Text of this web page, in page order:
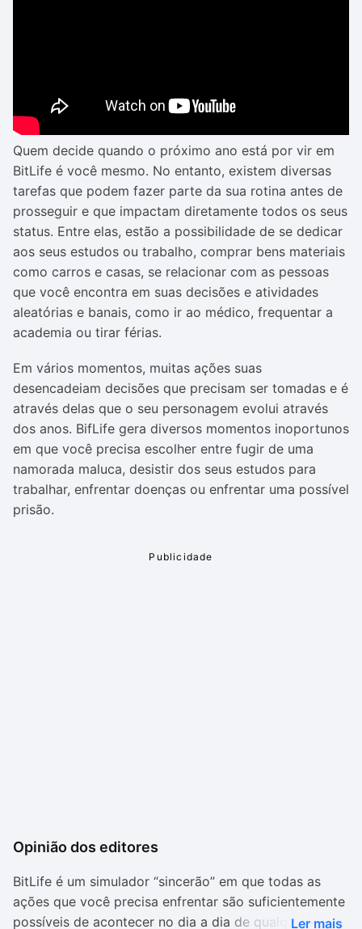
Quem decide quando o próximo ano está por vir em
BitLife é você mesmo. No entanto, existem diversas
tarefas que podem fazer parte da sua rotina antes de
prosseguir e que impactam diretamente todos os seus
status. Entre elas, estão a possibilidade de se dedicar
aos seus estudos ou trabalho, comprar bens materiais
como carros e casas, se relacionar com as pessoas
que você encontra em suas decisões e atividades
aleatórias e banais, como ir ao médico, frequentar a
academia ou tirar férias.
Em vários momentos, muitas ações suas
desencadeiam decisões que precisam ser tomadas e é
através delas que o seu personagem evolui através
dos anos. BifLife gera diversos momentos inoportunos
em que você precisa escolher entre fugir de uma
namorada maluca, desistir dos seus estudos para
trabalhar, enfrentar doenças ou enfrentar uma possível
prisão.
Opinião dos editores
BitLife é um simulador “sincerão” em que todas as
ações que você precisa enfrentar são suficientemente
possíveis de acontecer no dia a dia de qualquer um. O
Ler mais